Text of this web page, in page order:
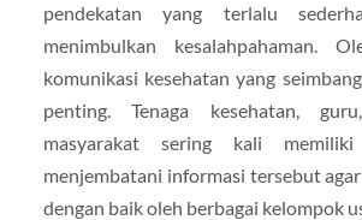
pendekatan yang terlalu
menimbulkan kesalahpahaman.
komunikasi kesehatan yang
penting. Tenaga kesehatan,
masyarakat sering kali
menjembatani informasi tersebut
dengan baik oleh berbagai kelompok